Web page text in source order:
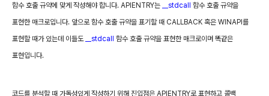
함수 호출 규약에 맞게 작성해야 합니다. APIENTRY는 __stdcall
함수 호출 규약을
표현한 매크로입니다. 앞으로 함수 호출 규약을 표기할 때 CALLBACK 혹은 WINAPI 를
표현할 때가 있는데 이들도
__stdcall
함수 호출 규약을 표현한 매크로이며 똑같은
표현입니다.
코드를 분석할 때 가독성있게 작성하기 위해 진입점은 APIENTRY로 표현하고 콜백